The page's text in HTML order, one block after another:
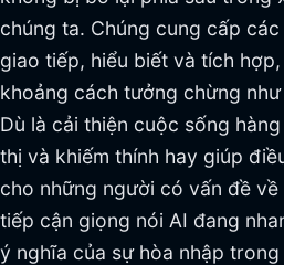
chúng ta. Chúng cung cấp
giao tiếp, hiểu biết và tích
khoảng cách tưởng chừng
Dù là cải thiện cuộc sống
thị và khiếm thính hay giúp
cho những người có vấn đề
tiếp cận giọng nói AI đang
ý nghĩa của sự hòa nhập